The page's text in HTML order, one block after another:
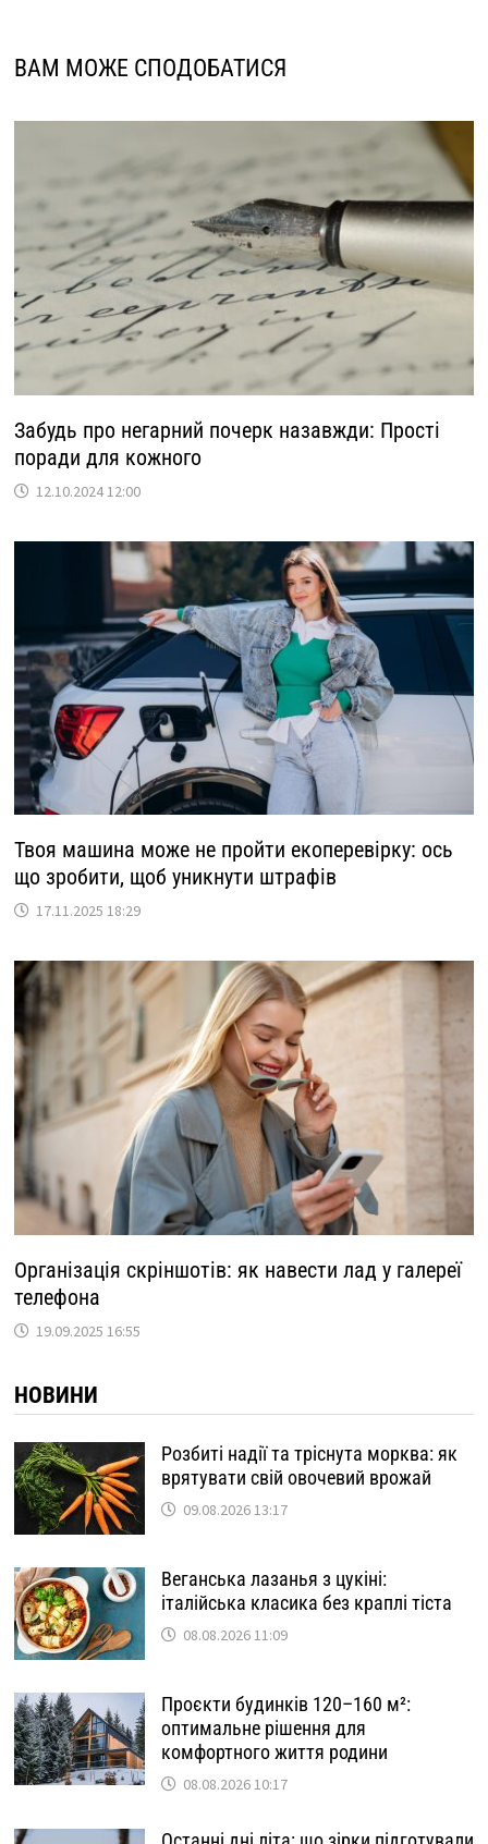
ВАМ МОЖЕ СПОДОБАТИСЯ
Забудь про негарний почерк назавжди: Прості
поради для кожного
12.10.2024 12:00
Твоя машина може не пройти екоперевірку: ось
що зробити, щоб уникнути штрафів
17.11.2025 18:29
Організація скріншотів: як навести лад у галереї
телефона
19.09.2025 16:55
НОВИНИ
Розбиті надії та тріснута морква: як
врятувати свій овочевий врожай
09.08.2026 13:17
Веганська лазанья з цукіні:
італійська класика без краплі тіста
08.08.2026 11:09
Проєкти будинків 120–160 м²:
оптимальне рішення для
комфортного життя родини
08.08.2026 10:17